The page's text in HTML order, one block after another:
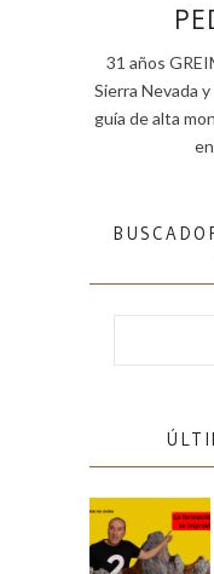
31 años
Sierra Nevada
guía de alta